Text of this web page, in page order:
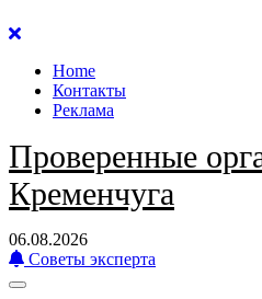
Перейти
содержанию
Home
Контакты
Реклама
Проверенные
Кременчуга
06.08.2026
Советы эксперта